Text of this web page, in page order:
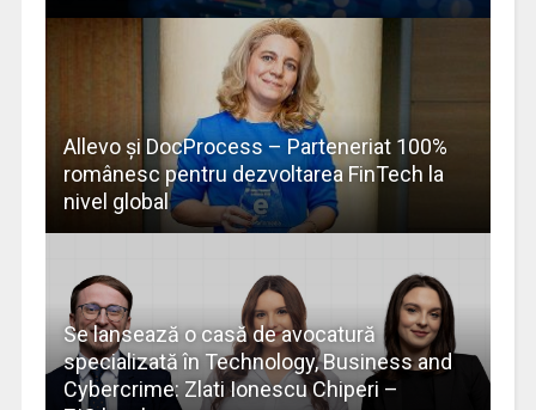
Allevo și DocProcess – Parteneriat 100%
românesc pentru dezvoltarea FinTech la
nivel global
Se lansează o casă de avocatură
specializată în Technology, Business and
Cybercrime: Zlati Ionescu Chiperi –